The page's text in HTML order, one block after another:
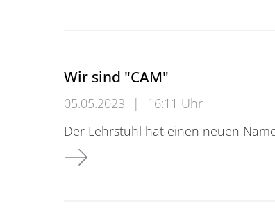
Wir sind "CAM"
05.05.2023 |
16:11 Uhr
Der Lehrstuhl hat einen neuen
Wir sind "CAM"